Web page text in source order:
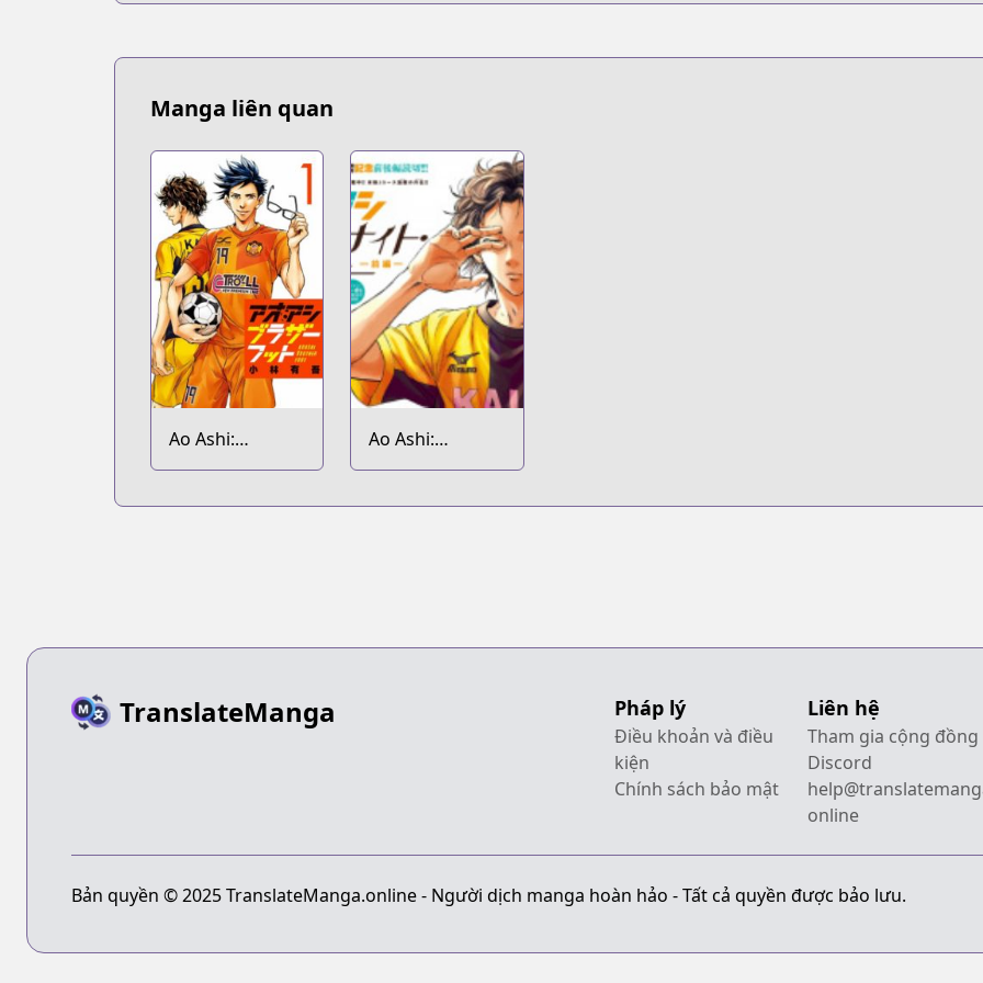
Manga liên quan
Ao Ashi:
Brotherfoot
Ao Ashi:
Midnight
TranslateManga Pháp lý
Điều khoản và điều
kiện
Chính sách bảo mật
Liên hệ
Tham gia cộng đồng
Discord
online
Bản quyền © 2025 TranslateManga.online - Người dịch manga hoàn hảo - Tất cả quyền được bảo lưu.